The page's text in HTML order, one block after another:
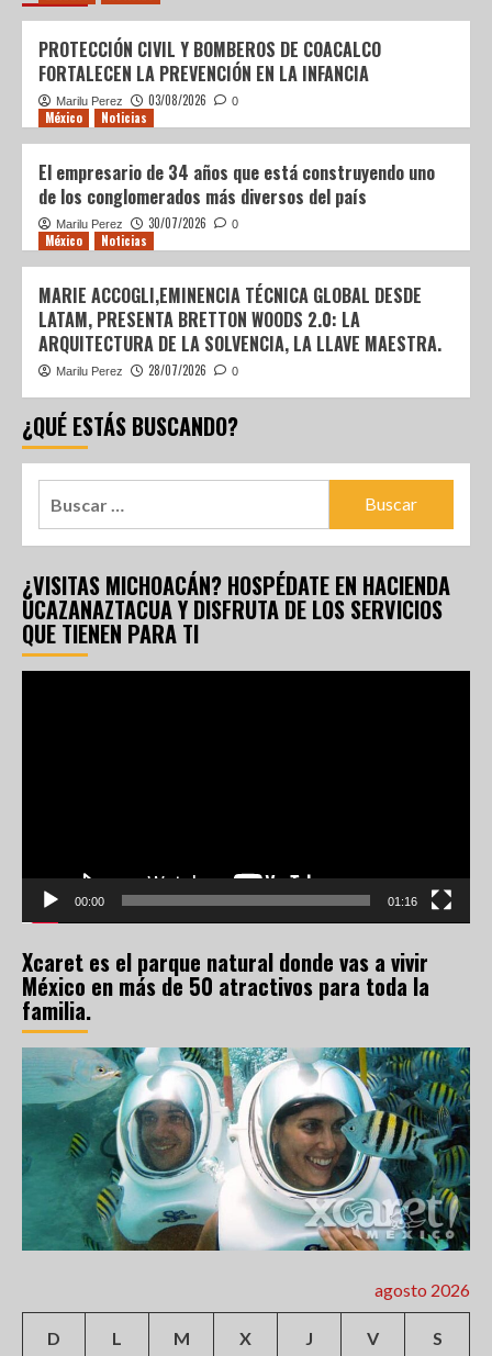
PROTECCIÓN CIVIL Y BOMBEROS DE COACALCO
FORTALECEN LA PREVENCIÓN EN LA INFANCIA
Marilu Perez 03/08/2026 0
México Noticias
El empresario de 34 años que está construyendo uno
de los conglomerados más diversos del país
Marilu Perez 30/07/2026 0
México Noticias
MARIE ACCOGLI,EMINENCIA TÉCNICA GLOBAL DESDE
LATAM, PRESENTA BRETTON WOODS 2.0: LA
ARQUITECTURA DE LA SOLVENCIA, LA LLAVE MAESTRA.
Marilu Perez 28/07/2026 0
¿QUÉ ESTÁS BUSCANDO?
¿VISITAS MICHOACÁN? HOSPÉDATE EN HACIENDA
UCAZANAZTACUA Y DISFRUTA DE LOS SERVICIOS
QUE TIENEN PARA TI
00:00 01:16
Xcaret es el parque natural donde vas a vivir
México en más de 50 atractivos para toda la
familia.
agosto 2026
D L M X J V S